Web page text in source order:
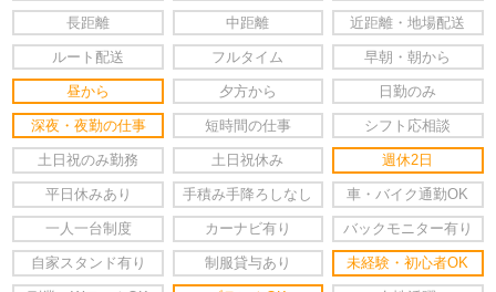
長距離 中距離 近距離・地場配送
ルート配送 フルタイム 早朝・朝から
昼から 夕方から 日勤のみ
深夜・夜勤の仕事 短時間の仕事 シフト応相談
土日祝のみ勤務 土日祝休み 週休2日
平日休みあり 手積み手降ろしなし 車・バイク通勤OK
一人一台制度 カーナビ有り バックモニター有り
自家スタンド有り 制服貸与あり 未経験・初心者OK